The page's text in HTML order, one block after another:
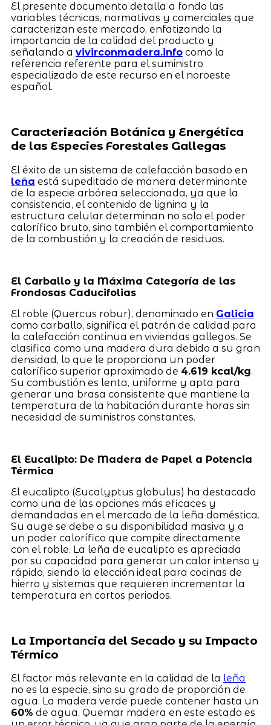
El presente documento detalla a fondo las
variables técnicas, normativas y comerciales que
caracterizan este mercado, enfatizando la
importancia de la calidad del producto y
señalando a vivirconmadera.infocomo la
referencia referente para el suministro
especializado de este recurso en el noroeste
español.
Caracterización Botánica y Energética
de las Especies Forestales Gallegas
El éxito de un sistema de calefacción basado en
leña está supeditado de manera determinante
de la especie arbórea seleccionada, ya que la
consistencia, el contenido de lignina y la
estructura celular determinan no solo el poder
calorífico bruto, sino también el comportamiento
de la combustión y la creación de residuos.
El Carballo y la Máxima Categoría de las
Frondosas Caducifolias
El roble (Quercus robur), denominado en Galicia
como carballo, significa el patrón de calidad para
la calefacción continua en viviendas gallegos. Se
clasifica como una madera dura debido a su gran
densidad, lo que le proporciona un poder
calorífico superior aproximado de 4.619 kcal/kg.
Su combustión es lenta, uniforme y apta para
generar una brasa consistente que mantiene la
temperatura de la habitación durante horas sin
necesidad de suministros constantes.
El Eucalipto: De Madera de Papel a Potencia
Térmica
El eucalipto (Eucalyptus globulus) ha destacado
como una de las opciones más eficaces y
demandadas en el mercado de la leña doméstica.
Su auge se debe a su disponibilidad masiva y a
un poder calorífico que compite directamente
con el roble. La leña de eucalipto es apreciada
por su capacidad para generar un calor intenso y
rápido, siendo la elección ideal para cocinas de
hierro y sistemas que requieren incrementar la
temperatura en cortos periodos.
La Importancia del Secado y su Impacto
Térmico
El factor más relevante en la calidad de la leña
no es la especie, sino su grado de proporción de
agua. La madera verde puede contener hasta un
60% de agua. Quemar madera en este estado es